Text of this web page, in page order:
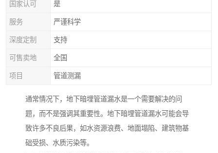
国家认可 是
服务 严谨科学
深度定制 支持
可售卖地 全国
项目 管道测漏
通常情况下，地下暗埋管道漏水是一个需要解决的问
题，而不是强调其重要性。地下暗埋管道漏水可能会导
致许多不良后果，如水资源浪费、地面塌陷、建筑物基
础受损、水质污染等。